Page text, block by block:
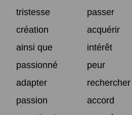
tristesse
passer
création
acquérir
ainsi que
intérêt
passionné
peur
adapter
rechercher
passion
accord